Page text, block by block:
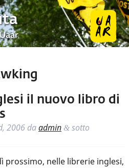
il nuovo libro di
2006 daadmin & sotto
prossimo, nelle librerie inglesi,